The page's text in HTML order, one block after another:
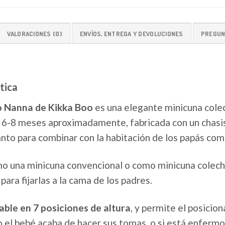
VALORACIONES (0) ENVÍOS, ENTREGA Y DEVOLUCIONES
de Kikka Boo es una elegante minicuna
8 meses aproximadamente, fabricada con un
para combinar con la habitación de los papás
una minicuna convencional o como minicuna
fijarlas a la cama de los padres.
en 7 posiciones de altura, y permite el